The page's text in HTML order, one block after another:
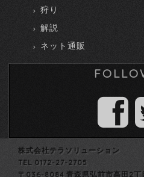
狩り
解説
ネット通販
株式会社テラソリューション
TEL 0172-27-2705
〒036-8084 青森県弘前市高田2丁